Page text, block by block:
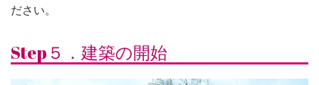
ださい。
Step５．建築の開始